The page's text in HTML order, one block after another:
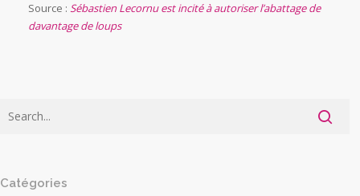
Source :Sébastien Lecornu est incité à autoriser l’abattage de
davantage de loups
Catégories